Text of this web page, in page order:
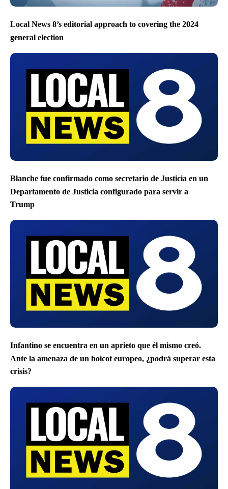
Local News 8’s editorial approach to covering the 2024
general election
Blanche fue confirmado como secretario de Justicia en un
Departamento de Justicia configurado para servir a
Trump
Infantino se encuentra en un aprieto que él mismo creó.
Ante la amenaza de un boicot europeo, ¿podrá superar esta
crisis?